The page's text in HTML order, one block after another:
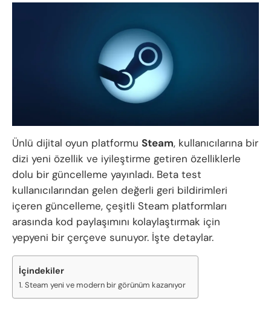
Ünlü dijital oyun platformu Steam, kullanıcılarına bir
dizi yeni özellik ve iyileştirme getiren özelliklerle
dolu bir güncelleme yayınladı. Beta test
kullanıcılarından gelen değerli geri bildirimleri
içeren güncelleme, çeşitli Steam platformları
arasında kod paylaşımını kolaylaştırmak için
yepyeni bir çerçeve sunuyor. İşte detaylar.
İçindekiler
Steam yeni ve modern bir görünüm kazanıyor